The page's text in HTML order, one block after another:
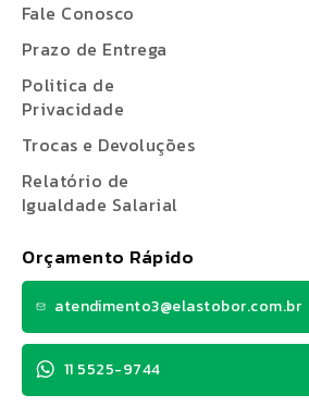
Fale Conosco
Prazo de Entrega
Politica de
Privacidade
Trocas e Devoluções
Relatório de
Igualdade Salarial
Orçamento Rápido
atendimento3@elastobor.com.br
11 5525-9744